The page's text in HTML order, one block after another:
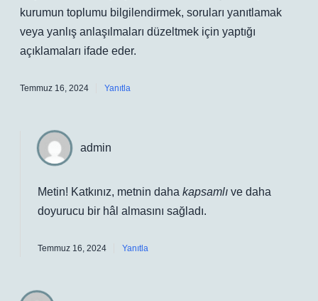
kurumun toplumu bilgilendirmek, soruları yanıtlamak
veya yanlış anlaşılmaları düzeltmek için yaptığı
açıklamaları ifade eder.
Temmuz 16, 2024 Yanıtla
admin
Metin! Katkınız, metnin daha kapsamlı ve daha
doyurucu bir hâl almasını sağladı.
Temmuz 16, 2024 Yanıtla